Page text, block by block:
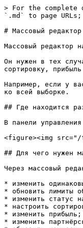
> For the complete documentation index, see [llms.txt](https://docs.iexexchanger.com/llms.txt). Markdown versions of documentation pages are available by appending `.md` to page URLs; this page is available as [Markdown](https://docs.iexexchanger.com/guide/obmen/napravleniya-obmena/massovyi-redaktor.md).

# Массовый редактор

Массовый редактор направлений используется для быстрого изменения настроек сразу у нескольких направлений обмена.

Он нужен в тех случаях, когда не хочется открывать каждое направление отдельно и вручную менять одинаковые параметры: лимиты, комиссии, тексты, SEO, статусы, сортировку, прибыль и другие настройки.

Например, если у вас 200 направлений и нужно заменить инструкцию по оплате, массовый редактор позволяет отфильтровать нужные направления и применить новый текст сразу ко всей выборке.

## Где находится раздел

В панели управления откройте: **«Основное» — «Направления обмена» — «Массовый редактор»**

<figure><img src="/files/NgGcFlMa7R0gjR1jNGdd" alt=""><figcaption></figcaption></figure>

## Для чего нужен массовый редактор

Через массовый редактор можно:

* изменить одинаковый текст сразу у нескольких направлений;
*